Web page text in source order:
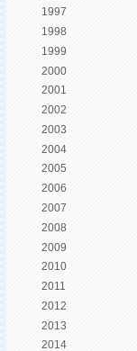
1997
1998
1999
2000
2001
2002
2003
2004
2005
2006
2007
2008
2009
2010
2011
2012
2013
2014